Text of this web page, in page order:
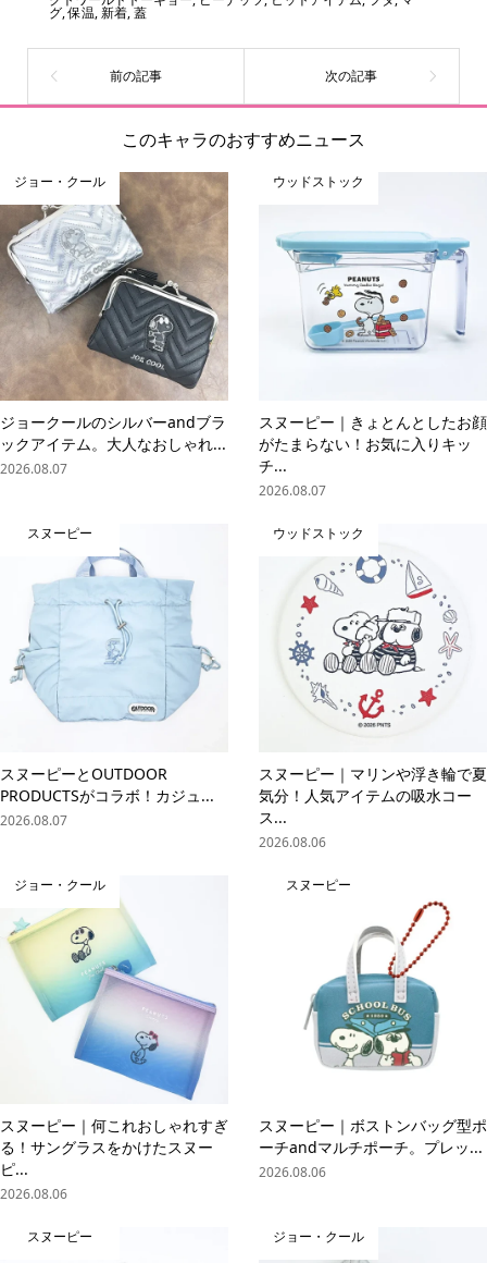
グ,保温,新着,蓋
このキャラのおすすめニュース
ジョー・クール
ジョークールのシルバーandブラ
ックアイテム。大人なおしゃれ...
2026.08.07
ウッドストック
スヌーピー｜きょとんとしたお顔
がたまらない！お気に入りキッ
チ...
2026.08.07
スヌーピー
スヌーピーとOUTDOOR
PRODUCTSがコラボ！カジュ...
2026.08.07
ウッドストック
スヌーピー｜マリンや浮き輪で夏
気分！人気アイテムの吸水コー
ス...
2026.08.06
ジョー・クール
スヌーピー｜何これおしゃれすぎ
る！サングラスをかけたスヌー
ピ...
2026.08.06
スヌーピー
スヌーピー｜ボストンバッグ型ポ
ーチandマルチポーチ。プレッ...
2026.08.06
スヌーピー ジョー・クール
online store contact us